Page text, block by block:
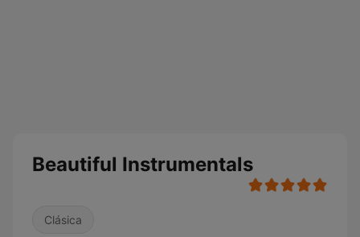
Beautiful Instrumentals
Clásica